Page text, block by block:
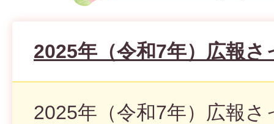
2025年（令和7年）広報さ
2025年（令和7年）広報さ